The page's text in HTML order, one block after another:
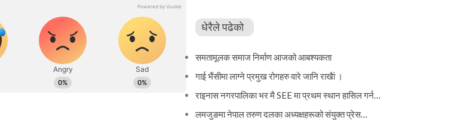
धेरैले पढेको
समतामूलक समाज निर्माण आजको आबश्यकता
गाई भैंसीमा लाग्ने प्रमुख रोगहरु वारे जानि राखैां ।
राइनास नगरपालिका भर मै SEE मा प्रथम स्थान हासिल गर्न…
लमजुङमा नेपाल तरुण दलका अध्यक्षहरूको संयुक्त प्रेस…